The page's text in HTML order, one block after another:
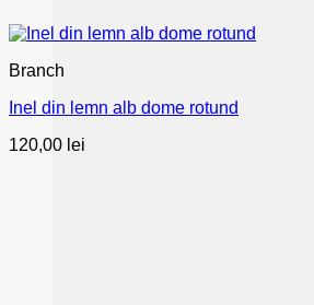
Branch
Inel din lemn alb dome rotund
120,00 lei